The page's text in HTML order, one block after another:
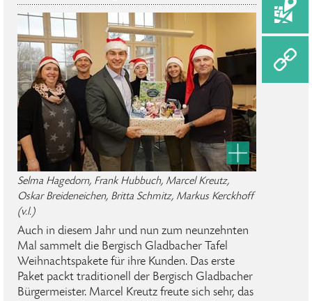
Selma Hagedorn, Frank Hubbuch, Marcel Kreutz,
Oskar Breideneichen, Britta Schmitz, Markus Kerckhoff
(v.l.)
Auch in diesem Jahr und nun zum neunzehnten
Mal sammelt die Bergisch Gladbacher Tafel
Weihnachtspakete für ihre Kunden. Das erste
Paket packt traditionell der Bergisch Gladbacher
Bürgermeister. Marcel Kreutz freute sich sehr, das